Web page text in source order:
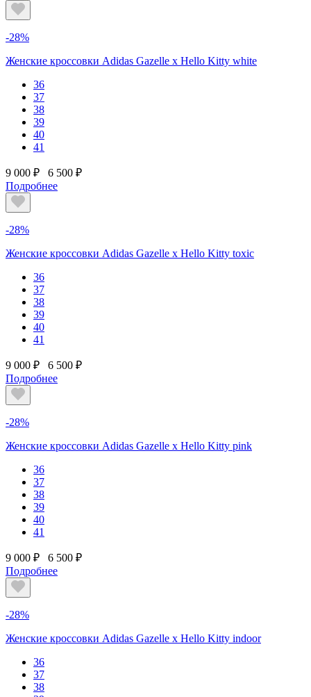
-28%
Женские кроссовки Adidas Gazelle x Hello Kitty white
36
37
38
39
40
41
9 000 ₽
6 500 ₽
Подробнее
-28%
Женские кроссовки Adidas Gazelle x Hello Kitty toxic
36
37
38
39
40
41
9 000 ₽
6 500 ₽
Подробнее
-28%
Женские кроссовки Adidas Gazelle x Hello Kitty pink
36
37
38
39
40
41
9 000 ₽
6 500 ₽
Подробнее
-28%
Женские кроссовки Adidas Gazelle x Hello Kitty indoor
36
37
38